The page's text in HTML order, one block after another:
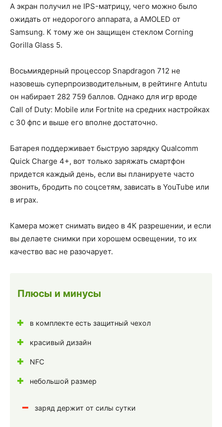
А экран получил не IPS-матрицу, чего можно было
ожидать от недорогого аппарата, а AMOLED от
Samsung. К тому же он защищен стеклом Corning
Gorilla Glass 5.
Восьмиядерный процессор Snapdragon 712 не
назовешь суперпроизводительным, в рейтинге Antutu
он набирает 282 759 баллов. Однако для игр вроде
Call of Duty: Mobile или Fortnite на средних настройках
с 30 фпс и выше его вполне достаточно.
Батарея поддерживает быструю зарядку Qualcomm
Quick Charge 4+, вот только заряжать смартфон
придется каждый день, если вы планируете часто
звонить, бродить по соцсетям, зависать в YouTube или
в играх.
Камера может снимать видео в 4К разрешении, и если
вы делаете снимки при хорошем освещении, то их
качество вас не разочарует.
Плюсы и минусы
в комплекте есть защитный чехол
красивый дизайн
NFC
небольшой размер
заряд держит от силы сутки